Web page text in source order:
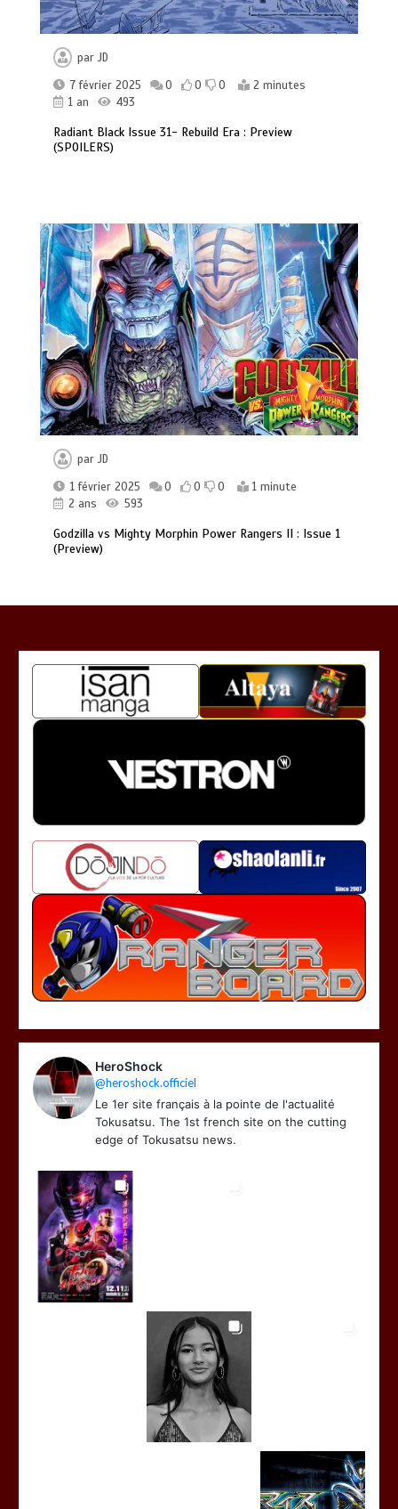
parJD
7 février 2025
0 0 0
2 minutes
1 an
493
Radiant Black Issue 31- Rebuild Era : Preview
(SPOILERS)
parJD
1 février 2025
0 0 0
1 minute
2 ans
593
Godzilla vs Mighty Morphin Power Rangers II : Issue 1
(Preview)
HeroShock
@heroshock.officiel
Le 1er site français à la pointe de l'actualité
Tokusatsu. The 1st french site on the cutting
edge of Tokusatsu news.